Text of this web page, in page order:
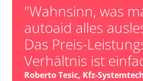
"Wahnsinn, was
autoaid alles
Das Preis-
Verhältnis ist
Roberto Tesic, Kfz-